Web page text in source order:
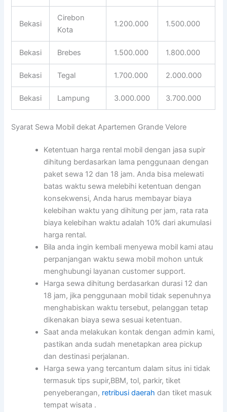
Bekasi
Cirebon
Kota
1.200.000 1.500.000
Bekasi Brebes 1.500.000 1.800.000
Bekasi Tegal 1.700.000 2.000.000
Bekasi Lampung 3.000.000 3.700.000
Syarat Sewa Mobil dekat Apartemen Grande Velore
Ketentuan harga rental mobil dengan jasa supir
dihitung berdasarkan lama penggunaan dengan
paket sewa 12 dan 18 jam. Anda bisa melewati
batas waktu sewa melebihi ketentuan dengan
konsekwensi, Anda harus membayar biaya
kelebihan waktu yang dihitung per jam, rata rata
biaya kelebihan waktu adalah 10% dari akumulasi
harga rental.
Bila anda ingin kembali menyewa mobil kami atau
perpanjangan waktu sewa mobil mohon untuk
menghubungi layanan customer support.
Harga sewa dihitung berdasarkan durasi 12 dan
18 jam, jika penggunaan mobil tidak sepenuhnya
menghabiskan waktu tersebut, pelanggan tetap
dikenakan biaya sewa sesuai ketentuan.
Saat anda melakukan kontak dengan admin kami,
pastikan anda sudah menetapkan area pickup
dan destinasi perjalanan.
Harga sewa yang tercantum dalam situs ini tidak
termasuk tips supir,BBM, tol, parkir, tiket
penyeberangan, retribusi daerah dan tiket masuk
tempat wisata .